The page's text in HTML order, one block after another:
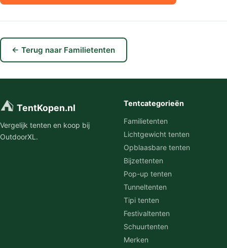
← Terug naar Familietenten
⛺ TentKopen.nl
Vergelijk tenten en koop bij
OutdoorXL.
Tentcategorieën
Familietenten
Lichtgewicht tenten
Opblaasbare tenten
Bijzettenten
Pop-up tenten
Tunneltenten
Tipi tenten
Festivaltenten
Schuurtenten
Merken